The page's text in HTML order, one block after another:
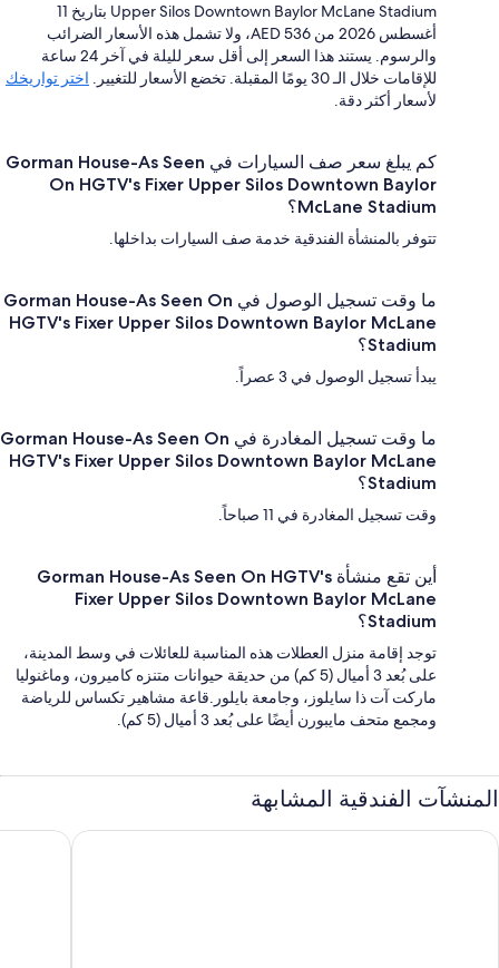
Upper Silos Downtown Baylor McLane Stadium بتاريخ 11
أغسطس 2026 من AED 536، ولا تشمل هذه الأسعار الضرائب
والرسوم. يستند هذا السعر إلى أقل سعر لليلة في آخر 24 ساعة
للإقامات خلال الـ 30 يومًا المقبلة. تخضع الأسعار للتغيير.
اختر تواريخك
لأسعار أكثر دقة.
كم يبلغ سعر صف السيارات في Gorman House-As Seen
On HGTV's Fixer Upper Silos Downtown Baylor
McLane Stadium؟
تتوفر بالمنشأة الفندقية خدمة صف السيارات بداخلها.
ما وقت تسجيل الوصول في Gorman House-As Seen On
HGTV's Fixer Upper Silos Downtown Baylor McLane
Stadium؟
يبدأ تسجيل الوصول في 3 عصراً.
ما وقت تسجيل المغادرة في Gorman House-As Seen On
HGTV's Fixer Upper Silos Downtown Baylor McLane
Stadium؟
وقت تسجيل المغادرة في 11 صباحاً.
أين تقع منشأة Gorman House-As Seen On HGTV's
Fixer Upper Silos Downtown Baylor McLane
Stadium؟
توجد إقامة منزل العطلات هذه المناسبة للعائلات في وسط المدينة،
على بُعد 3 أميال (5 كم) من حديقة حيوانات متنزه كاميرون، وماغنوليا
ماركت آت ذا سايلوز، وجامعة بايلور.قاعة مشاهير تكساس للرياضة
ومجمع متحف مايبورن أيضًا على بُعد 3 أميال (5 كم).
المنشآت الفندقية المشابهة
هيلتون واكو هوتل